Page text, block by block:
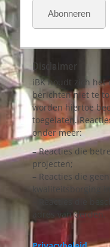
Abonneren
Disclaimer
iBK houdt zich het
berichten niet te
worden hiertoe
toegelaten.
onder meer:
– Reacties die
projecten;
– Reacties die
kwaliteitsborging in
– Reacties die
adres van derden.